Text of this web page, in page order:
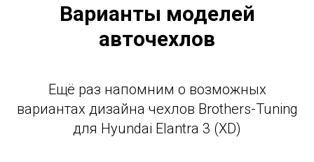
Варианты моделей
авточехлов
Ещё раз напомним о возможных
вариантах дизайна чехлов Brothers-Tuning
для Hyundai Elantra 3 (XD)